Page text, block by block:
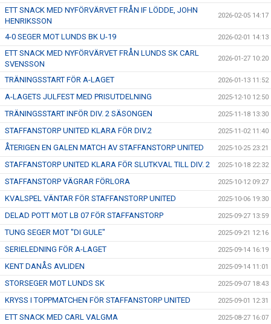
ETT SNACK MED NYFÖRVÄRVET FRÅN IF LÖDDE, JOHN
HENRIKSSON
2026-02-05 14:17
4-0 SEGER MOT LUNDS BK U-19 2026-02-01 14:13
ETT SNACK MED NYFÖRVÄRVET FRÅN LUNDS SK CARL
SVENSSON
2026-01-27 10:20
TRÄNINGSSTART FÖR A-LAGET 2026-01-13 11:52
A-LAGETS JULFEST MED PRISUTDELNING 2025-12-10 12:50
TRÄNINGSSTART INFÖR DIV. 2 SÄSONGEN 2025-11-18 13:30
STAFFANSTORP UNITED KLARA FÖR DIV.2 2025-11-02 11:40
ÅTERIGEN EN GALEN MATCH AV STAFFANSTORP UNITED 2025-10-25 23:21
STAFFANSTORP UNITED KLARA FÖR SLUTKVAL TILL DIV. 2 2025-10-18 22:32
STAFFANSTORP VÄGRAR FÖRLORA 2025-10-12 09:27
KVALSPEL VÄNTAR FÖR STAFFANSTORP UNITED 2025-10-06 19:30
DELAD POTT MOT LB 07 FÖR STAFFANSTORP 2025-09-27 13:59
TUNG SEGER MOT "DI GULE" 2025-09-21 12:16
SERIELEDNING FÖR A-LAGET 2025-09-14 16:19
KENT DANÅS AVLIDEN 2025-09-14 11:01
STORSEGER MOT LUNDS SK 2025-09-07 18:43
KRYSS I TOPPMATCHEN FÖR STAFFANSTORP UNITED 2025-09-01 12:31
ETT SNACK MED CARL VALGMA 2025-08-27 16:07